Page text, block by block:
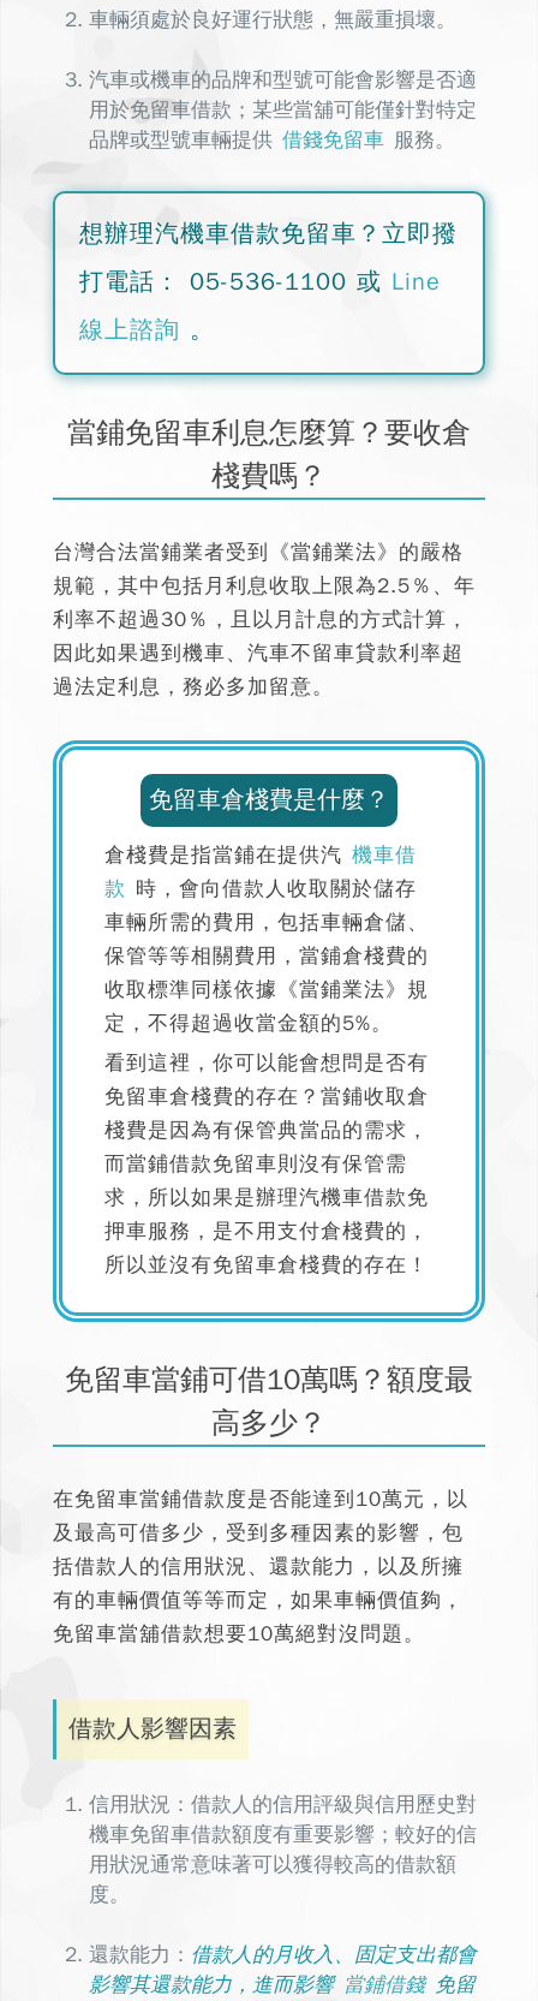
車輛須處於良好運行狀態，無嚴重損壞。
汽車或機車的品牌和型號可能會影響是否適
用於免留車借款 ；某些當舖可能僅針對特定
品牌或型號車輛提供 借錢免留車 服務。
想辦理汽機車借款免留車？立即撥
打電話：
05-536-1100 或 Line
線上諮詢 。
當鋪免留車利息怎麼算？要收倉
棧費嗎？
台灣合法當鋪業者受到《當鋪業法》的嚴格
規範，其中包括月利息收取上限為2.5％、年
利率不超過30％，且以月計息的方式計算，
因此如果遇到機車、汽車不留車貸款利率超
過法定利息，務必多加留意。
免留車倉棧費是什麼？
倉棧費是指當鋪在提供汽 機車借
款 時，會向借款人收取關於儲存
車輛所需的費用，包括車輛倉儲、
保管等等相關費用，當鋪倉棧費的
收取標準同樣依據《當鋪業法》規
定，不得超過收當金額的5%。
看到這裡，你可以能會想問是否有
免留車倉棧費的存在？當鋪收取倉
棧費是因為有保管典當品的需求，
而當鋪借款免留車則沒有保管需
求，所以如果是辦理汽機車借款免
押車服務，是不用支付倉棧費的，
所以並沒有免留車倉棧費的存在！
免留車當鋪可借10萬嗎？額度最
高多少？
在免留車當鋪借款度是否能達到10萬元，以
及最高可借多少 ，受到多種因素的影響，包
括借款人的信用狀況、還款能力，以及所擁
有的車輛價值等等而定，如果車輛價值夠，
免留車當舖借款想要10萬絕對沒問題。
借款人影響因素
信用狀況：借款人的信用評級與信用歷史對
機車免留車借款額度有重要影響；較好的信
用狀況通常意味著可以獲得較高的借款額
度。
還款能力： 借款人的月收入、固定支出都會
影響其還款能力，進而影響 當鋪借錢 免留